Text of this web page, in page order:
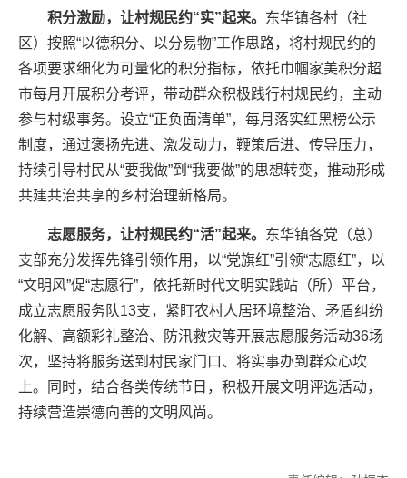
积分激励，让村规民约“实”起来。 东华镇各村（社
区）按照“以德积分、以分易物”工作思路，将村规民约的
各项要求细化为可量化的积分指标，依托巾帼家美积分超
市每月开展积分考评，带动群众积极践行村规民约，主动
参与村级事务。设立“正负面清单”，每月落实红黑榜公示
制度，通过褒扬先进、激发动力，鞭策后进、传导压力，
持续引导村民从“要我做”到“我要做”的思想转变，推动形成
共建共治共享的乡村治理新格局。
志愿服务，让村规民约“活”起来。 东华镇各党（总）
支部充分发挥先锋引领作用，以“党旗红”引领“志愿红”，以
“文明风”促“志愿行”，依托新时代文明实践站（所）平台，
成立志愿服务队13支，紧盯农村人居环境整治、矛盾纠纷
化解、高额彩礼整治、防汛救灾等开展志愿服务活动36场
次，坚持将服务送到村民家门口、将实事办到群众心坎
上。同时，结合各类传统节日，积极开展文明评选活动，
持续营造崇德向善的文明风尚。